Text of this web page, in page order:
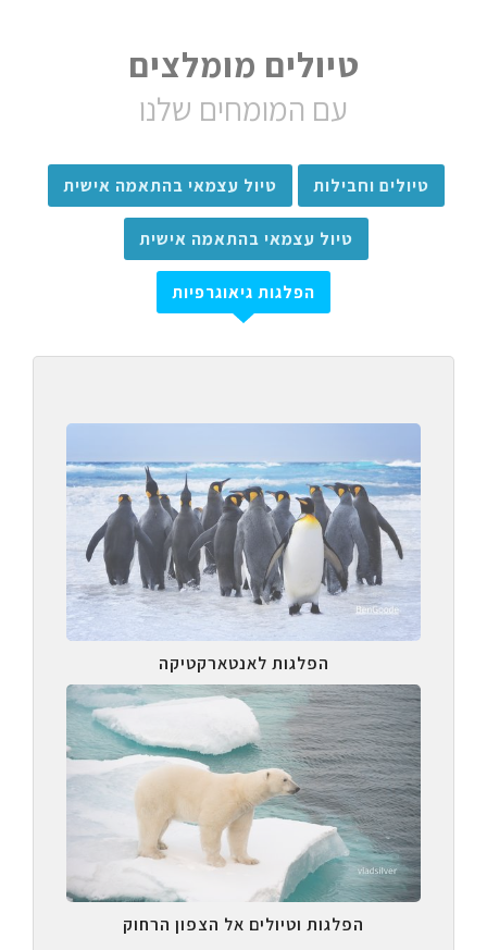
טיולים מומלצים
עם המומחים שלנו
טיולים וחבילות טיול עצמאי בהתאמה אישית
טיול עצמאי בהתאמה אישית
הפלגות גיאוגרפיות
הפלגות לאנטארקטיקה
הפלגות וטיולים אל הצפון הרחוק